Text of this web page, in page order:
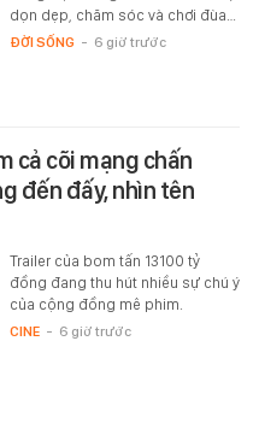
dọn dẹp, chăm sóc và chơi đùa…
ĐỜI SỐNG - 6 giờ trước
cả cõi mạng chấn
đến đấy, nhìn tên
Trailer của bom tấn 13100 tỷ
đồng đang thu hút nhiều sự chú ý
của cộng đồng mê phim.
CINE - 6 giờ trước